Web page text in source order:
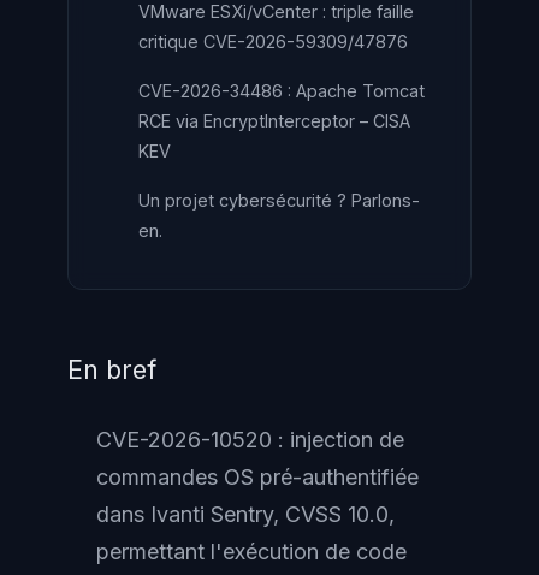
VMware ESXi/vCenter : triple faille
critique CVE-2026-59309/47876
CVE-2026-34486 : Apache Tomcat
RCE via EncryptInterceptor – CISA
KEV
Un projet cybersécurité ? Parlons-
en.
En bref
CVE-2026-10520 : injection de
commandes OS pré-authentifiée
dans Ivanti Sentry, CVSS 10.0,
permettant l'exécution de code